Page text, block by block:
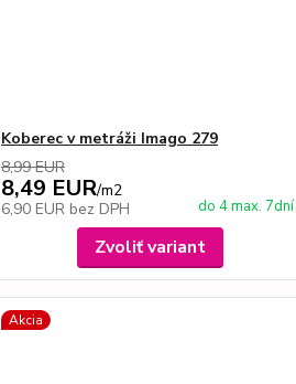
Koberec v metráži Imago 279
8,99 EUR
8,49 EUR/m2
6,90 EUR bez DPH do 4 max. 7dní
Zvoliť variant
Akcia